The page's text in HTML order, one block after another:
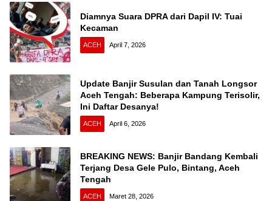
Diamnya Suara DPRA dari Dapil IV: Tuai
Kecaman
ACEH April 7, 2026
Update Banjir Susulan dan Tanah Longsor
Aceh Tengah: Beberapa Kampung Terisolir,
Ini Daftar Desanya!
ACEH April 6, 2026
BREAKING NEWS: Banjir Bandang Kembali
Terjang Desa Gele Pulo, Bintang, Aceh
Tengah
ACEH Maret 28, 2026